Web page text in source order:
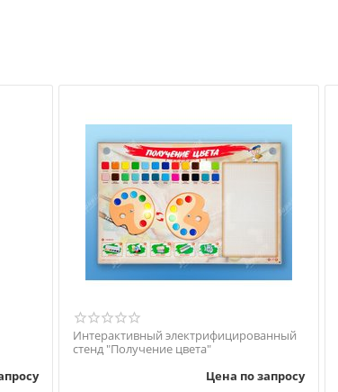
Интерактивный электрифицированный
стенд "Получение цвета"
Цена по запросу